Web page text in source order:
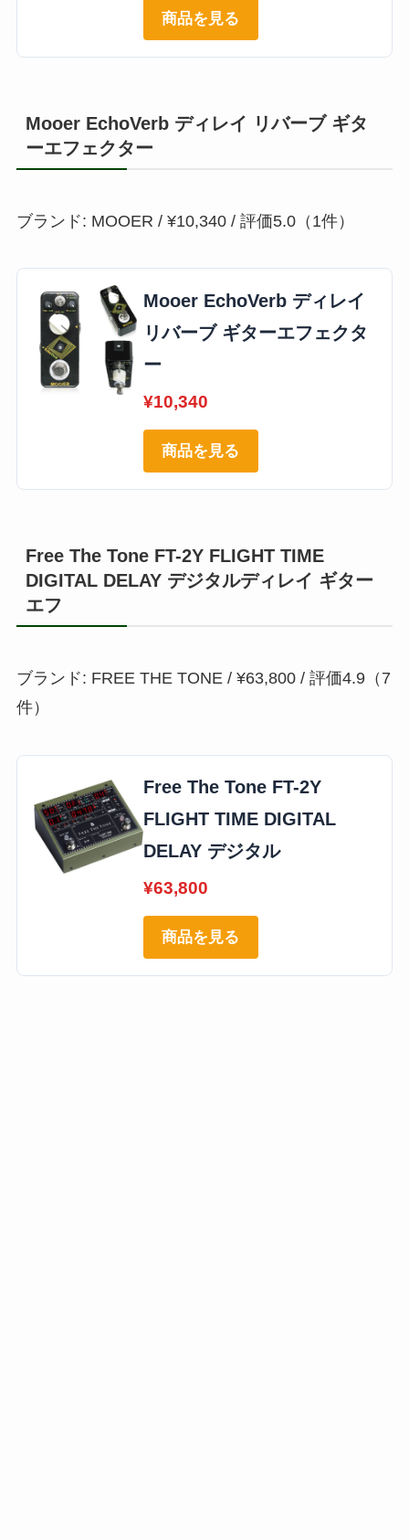
商品を見る
Mooer EchoVerb ディレイ リバーブ ギタ
ーエフェクター
ブランド: MOOER / ¥10,340 / 評価5.0（1件）
Mooer EchoVerb ディレイ
リバーブ ギターエフェクタ
ー
¥10,340
商品を見る
Free The Tone FT-2Y FLIGHT TIME
DIGITAL DELAY デジタルディレイ ギター
エフ
ブランド: FREE THE TONE / ¥63,800 / 評価4.9（7
件）
Free The Tone FT-2Y
FLIGHT TIME DIGITAL
DELAY デジタル
¥63,800
商品を見る